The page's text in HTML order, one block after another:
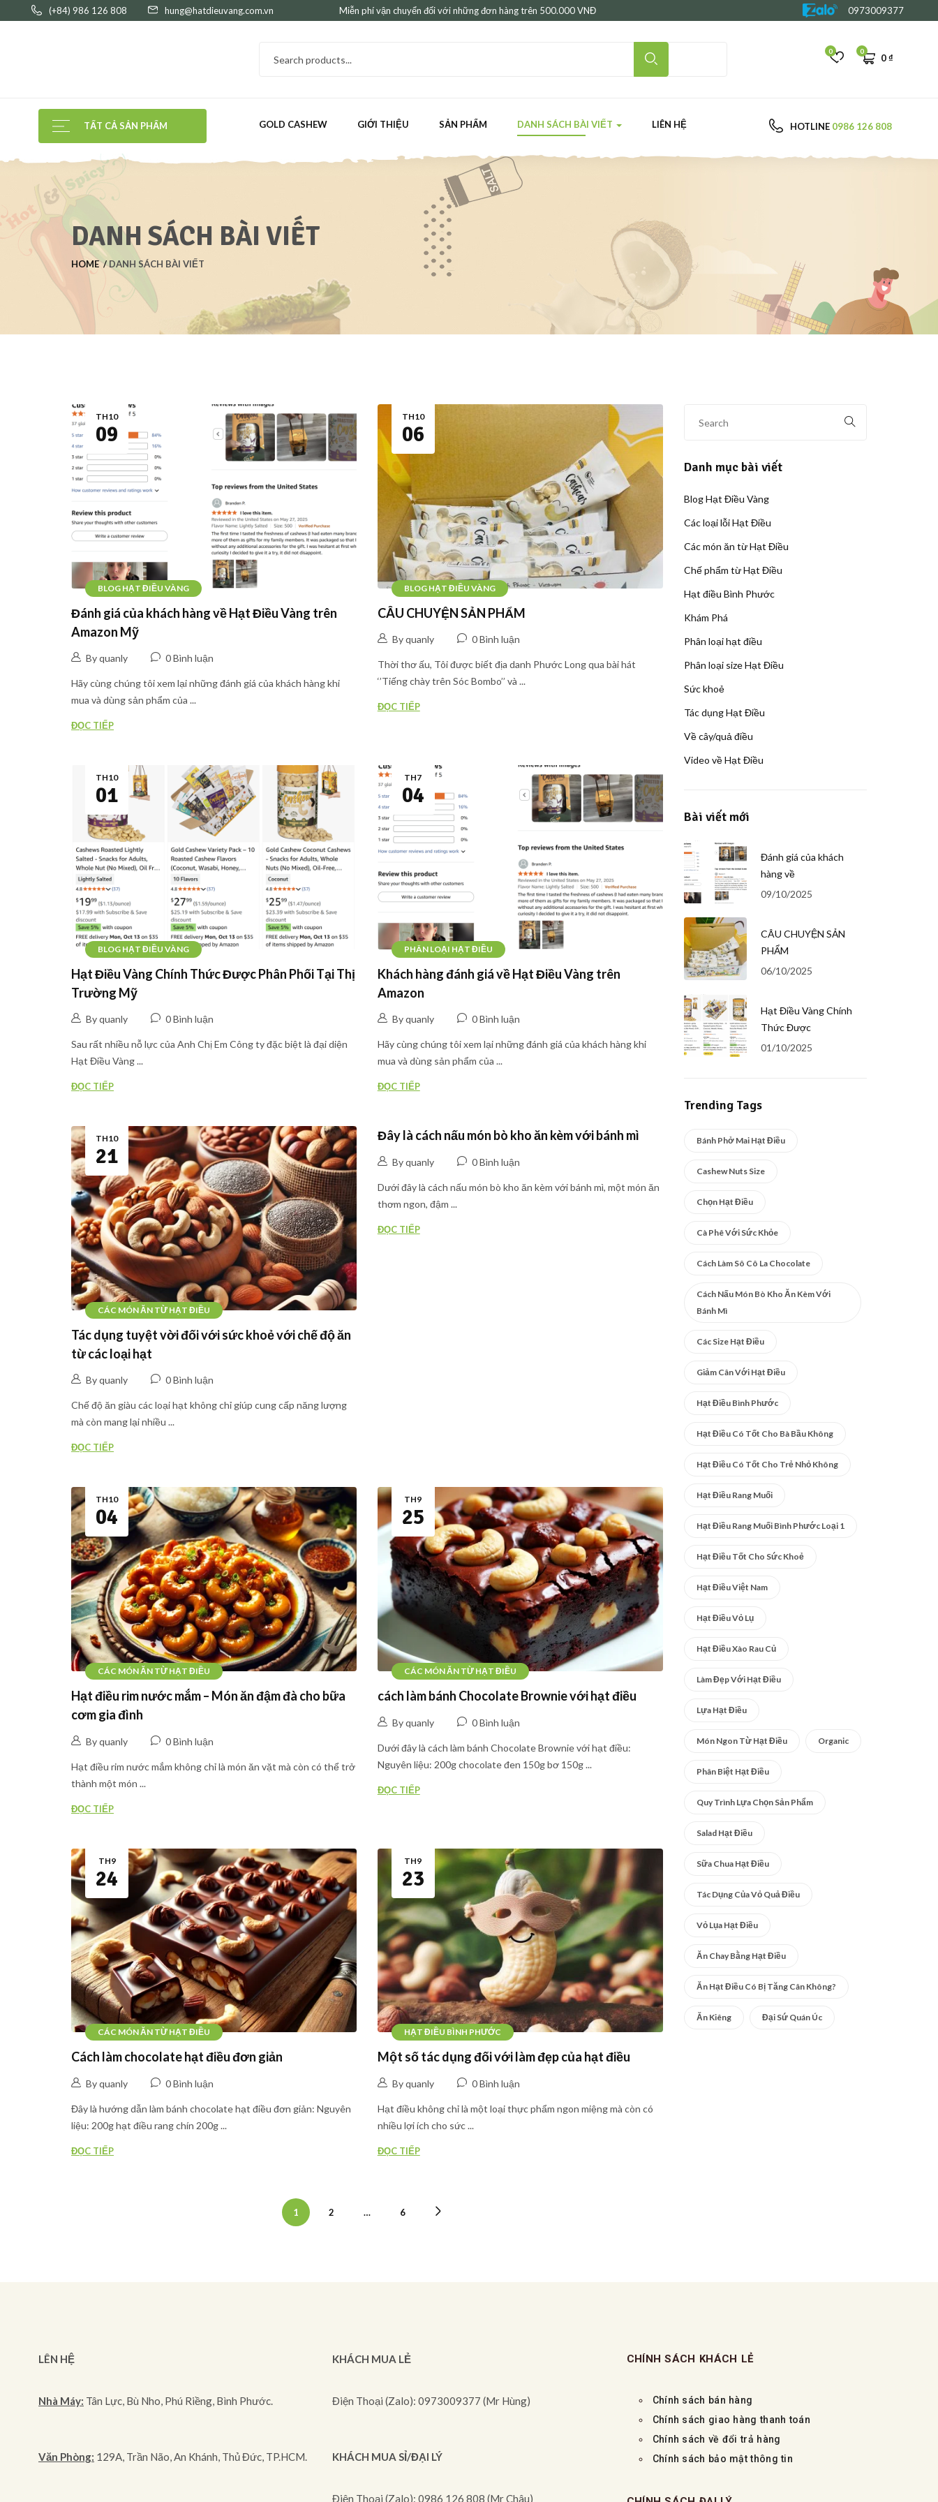
(+84) 986 126 808 hung@hatdieuvang.com.vn Miễn phí vận chuyển đối với những đơn hàng trên 500.000 VNĐ 0973009377
0
0₫
0
TẤT CẢ SẢN PHẨM GOLD CASHEW GIỚI THIỆU SẢN PHẨM DANH SÁCH BÀI VIẾT LIÊN HỆ HOTLINE 0986 126 808
DANH SÁCH BÀI VIẾT
HOME DANH SÁCH BÀI VIẾT
BLOG HẠT ĐIỀU VÀNG
TH10
09
Đánh giá của khách hàng về Hạt Điều Vàng trên
Amazon Mỹ
By quanly 0 Bình luận
Hãy cùng chúng tôi xem lại những đánh giá của khách hàng khi
mua và dùng sản phẩm của ...
ĐỌC TIẾP
BLOG HẠT ĐIỀU VÀNG
TH10
06
CÂU CHUYỆN SẢN PHẨM
By quanly 0 Bình luận
Thời thơ ấu, Tôi được biết địa danh Phước Long qua bài hát
‘’Tiếng chày trên Sóc Bombo’’ và ...
ĐỌC TIẾP
BLOG HẠT ĐIỀU VÀNG
TH10
01
Hạt Điều Vàng Chính Thức Được Phân Phối Tại Thị
Trường Mỹ
By quanly 0 Bình luận
Sau rất nhiều nỗ lực của Anh Chị Em Công ty đặc biệt là đại diện
Hạt Điều Vàng ...
ĐỌC TIẾP
PHÂN LOẠI HẠT ĐIỀU
TH7
04
Khách hàng đánh giá về Hạt Điều Vàng trên
Amazon
By quanly 0 Bình luận
Hãy cùng chúng tôi xem lại những đánh giá của khách hàng khi
mua và dùng sản phẩm của ...
ĐỌC TIẾP
CÁC MÓN ĂN TỪ HẠT ĐIỀU
TH10
21
Tác dụng tuyệt vời đối với sức khoẻ với chế độ ăn
từ các loại hạt
By quanly 0 Bình luận
Chế độ ăn giàu các loại hạt không chỉ giúp cung cấp năng lượng
mà còn mang lại nhiều ...
ĐỌC TIẾP
Đây là cách nấu món bò kho ăn kèm với bánh mì
By quanly 0 Bình luận
Dưới đây là cách nấu món bò kho ăn kèm với bánh mì, một món ăn
thơm ngon, đậm ...
ĐỌC TIẾP
CÁC MÓN ĂN TỪ HẠT ĐIỀU
TH10
04
Hạt điều rim nước mắm – Món ăn đậm đà cho bữa
cơm gia đình
By quanly 0 Bình luận
Hạt điều rim nước mắm không chỉ là món ăn vặt mà còn có thể trở
thành một món ...
ĐỌC TIẾP
CÁC MÓN ĂN TỪ HẠT ĐIỀU
TH9
25
cách làm bánh Chocolate Brownie với hạt điều
By quanly 0 Bình luận
Dưới đây là cách làm bánh Chocolate Brownie với hạt điều:
Nguyên liệu: 200g chocolate đen 150g bơ 150g ...
ĐỌC TIẾP
CÁC MÓN ĂN TỪ HẠT ĐIỀU
TH9
24
Cách làm chocolate hạt điều đơn giản
By quanly 0 Bình luận
Đây là hướng dẫn làm bánh chocolate hạt điều đơn giản: Nguyên
liệu: 200g hạt điều rang chín 200g ...
ĐỌC TIẾP
HẠT ĐIỀU BÌNH PHƯỚC
TH9
23
Một số tác dụng đối với làm đẹp của hạt điều
By quanly 0 Bình luận
Hạt điều không chỉ là một loại thực phẩm ngon miệng mà còn có
nhiều lợi ích cho sức ...
ĐỌC TIẾP
1 2 … 6
Danh mục bài viết
Blog Hạt Điều Vàng
Các loại lỗi Hạt Điều
Các món ăn từ Hạt Điều
Chế phẩm từ Hạt Điều
Hạt điều Bình Phước
Khám Phá
Phân loại hạt điều
Phân loại size Hạt Điều
Sức khoẻ
Tác dụng Hạt Điều
Về cây/quả điều
Video về Hạt Điều
Bài viết mới
Đánh giá của khách
hàng về
09/10/2025
CÂU CHUYỆN SẢN
PHẨM
06/10/2025
Hạt Điều Vàng Chính
Thức Được
01/10/2025
Trending Tags
Bánh Phở Mai Hạt Điều
Cashew Nuts Size
Chọn Hạt Điều
Cà Phê Với Sức Khỏe
Cách Làm Sô Cô La Chocolate
Cách Nấu Món Bò Kho Ăn Kèm Với
Bánh Mì
Các Size Hạt Điều
Giảm Cân Với Hạt Điều
Hạt Điều Bình Phước
Hạt Điều Có Tốt Cho Bà Bầu Không
Hạt Điều Có Tốt Cho Trẻ Nhỏ Không
Hạt Điều Rang Muối
Hạt Điều Rang Muối Bình Phước Loại 1
Hạt Điều Tốt Cho Sức Khoẻ
Hạt Điều Việt Nam
Hạt Điều Vỏ Lụ
Hạt Điều Xào Rau Củ
Làm Đẹp Với Hạt Điều
Lựa Hạt Điều
Món Ngon Từ Hạt Điều Organic
Phân Biệt Hạt Điều
Quy Trình Lựa Chọn Sản Phẩm
Salad Hạt Điều
Sữa Chua Hạt Điều
Tác Dụng Của Vỏ Quả Điều
Vỏ Lụa Hạt Điều
Ăn Chay Bằng Hạt Điều
Ăn Hạt Điều Có Bị Tăng Cân Không?
Ăn Kiêng Đại Sứ Quán Úc
LÊN HỆ
Nhà Máy: Tân Lực, Bù Nho, Phú Riềng, Bình Phước.
Văn Phòng: 129A, Trần Não, An Khánh, Thủ Đức, TP.HCM.
KHÁCH MUA LẺ
Điện Thoại (Zalo): 0973009377 (Mr Hùng)
KHÁCH MUA SỈ/ĐẠI LÝ
Điện Thoại (Zalo): 0986 126 808 (Mr Châu)
CHÍNH SÁCH KHÁCH LẺ
Chính sách bán hàng
Chính sách giao hàng thanh toán
Chính sách về đổi trả hàng
Chính sách bảo mật thông tin